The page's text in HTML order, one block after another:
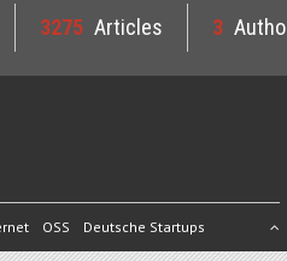
3275 Articles 3
OSS Deutsche Startups